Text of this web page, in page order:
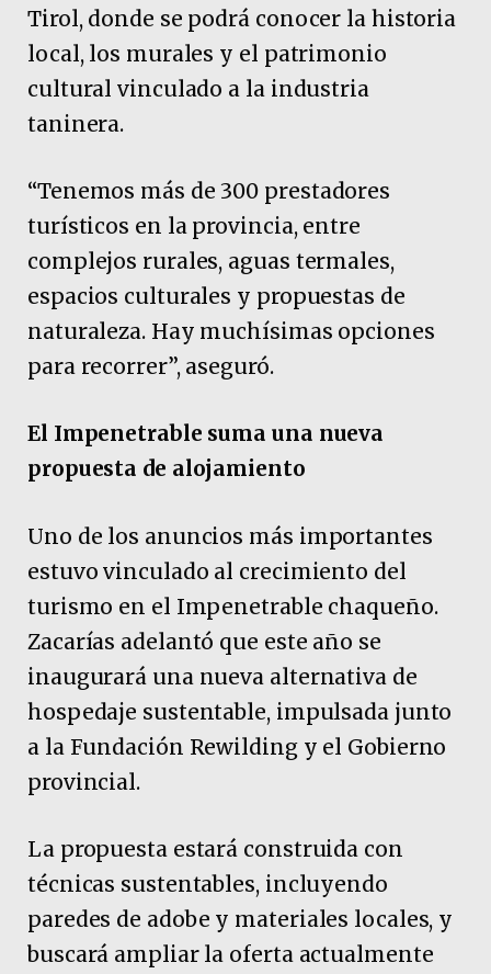
Tirol, donde se podrá conocer la historia
local, los murales y el patrimonio
cultural vinculado a la industria
taninera.
“Tenemos más de 300 prestadores
turísticos en la provincia, entre
complejos rurales, aguas termales,
espacios culturales y propuestas de
naturaleza. Hay muchísimas opciones
para recorrer”, aseguró.
El Impenetrable suma una nueva
propuesta de alojamiento
Uno de los anuncios más importantes
estuvo vinculado al crecimiento del
turismo en el Impenetrable chaqueño.
Zacarías adelantó que este año se
inaugurará una nueva alternativa de
hospedaje sustentable, impulsada junto
a la Fundación Rewilding y el Gobierno
provincial.
La propuesta estará construida con
técnicas sustentables, incluyendo
paredes de adobe y materiales locales, y
buscará ampliar la oferta actualmente